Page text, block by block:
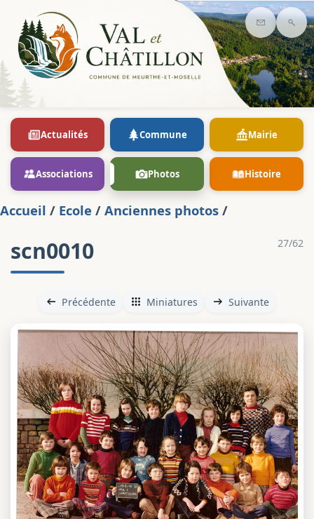
Contact
Actualités Commune Mairie
Associations Photos Histoire
Accueil / Ecole / Anciennes photos /
27/62
scn0010
Précédente Miniatures Suivante